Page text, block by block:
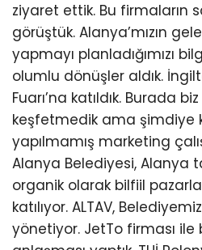
ziyaret ettik. Bu firmaların
görüştük. Alanya’mızın
yapmayı planladığımızı
olumlu dönüşler aldık.
Fuarı’na katıldık. Burada
keşfetmedik ama şimdiye
yapılmamış marketing
Alanya Belediyesi, Alanya
organik olarak bilfiil
katılıyor. ALTAV,
yönetiyor. JetTo firması